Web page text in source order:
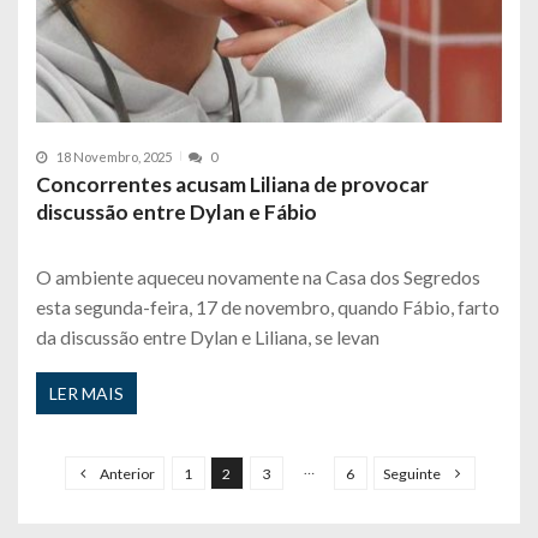
18 Novembro, 2025 0
Concorrentes acusam Liliana de provocar
discussão entre Dylan e Fábio
O ambiente aqueceu novamente na Casa dos Segredos
esta segunda-feira, 17 de novembro, quando Fábio, farto
da discussão entre Dylan e Liliana, se levan
LER MAIS
Anterior 1 2 3 6 Seguinte